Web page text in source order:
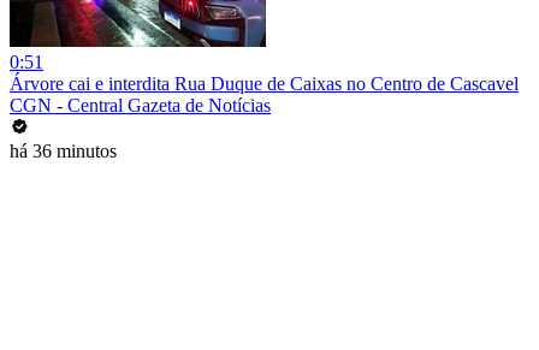
0:51
Árvore cai e interdita Rua Duque de Caixas no Centro de Cascavel
CGN - Central Gazeta de Notícias
há 36 minutos